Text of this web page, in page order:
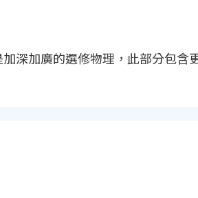
深加廣的選修物理，此部分包含